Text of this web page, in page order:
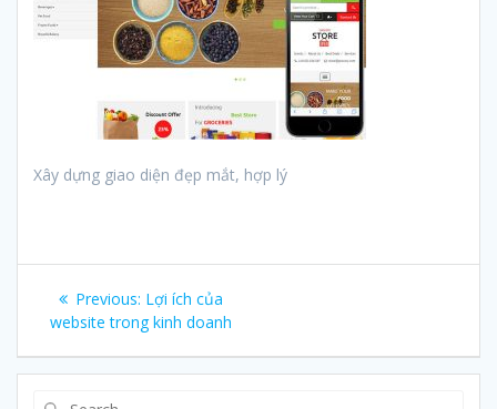
Xây dựng giao diện đẹp mắt, hợp lý
Post
navigation
Previous: Previous
post:
Lợi ích của
website trong kinh doanh